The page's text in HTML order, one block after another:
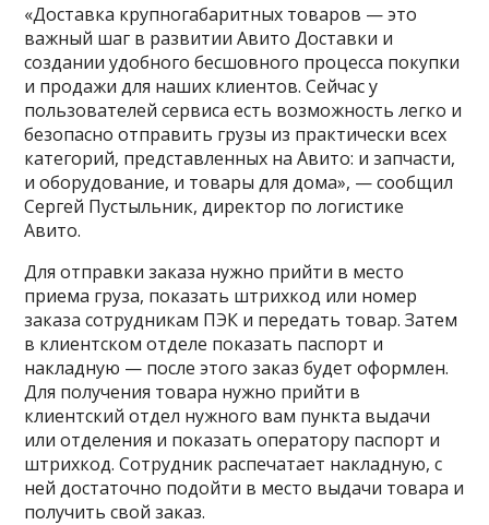
«Доставка крупногабаритных товаров — это
важный шаг в развитии Авито Доставки и
создании удобного бесшовного процесса покупки
и продажи для наших клиентов. Сейчас у
пользователей сервиса есть возможность легко и
безопасно отправить грузы из практически всех
категорий, представленных на Авито: и запчасти,
и оборудование, и товары для дома», — сообщил
Сергей Пустыльник, директор по логистике
Авито.
Для отправки заказа нужно прийти в место
приема груза, показать штрихкод или номер
заказа сотрудникам ПЭК и передать товар. Затем
в клиентском отделе показать паспорт и
накладную — после этого заказ будет оформлен.
Для получения товара нужно прийти в
клиентский отдел нужного вам пункта выдачи
или отделения и показать оператору паспорт и
штрихкод. Сотрудник распечатает накладную, с
ней достаточно подойти в место выдачи товара и
получить свой заказ.